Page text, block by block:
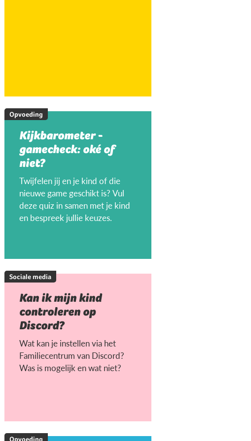
Opvoeding
Kijkbarometer -
gamecheck: oké of
niet?
Twijfelen jij en je kind of die
nieuwe game geschikt is? Vul
deze quiz in samen met je kind
en bespreek jullie keuzes.
Sociale media
Kan ik mijn kind
controleren op
Discord?
Wat kan je instellen via het
Familiecentrum van Discord?
Was is mogelijk en wat niet?
Opvoeding